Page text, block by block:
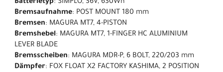
Batterietyp: SIMPLO, 36V, 630Wh
Bremsaufnahme: POST MOUNT 180 mm
Bremsen: MAGURA MT7, 4-PISTON
Bremshebel: MAGURA MT7, 1-FINGER HC ALUMINIUM
LEVER BLADE
Bremsscheiben: MAGURA MDR-P, 6 BOLT, 220/203 mm
Dämpfer: FOX FLOAT X2 FACTORY KASHIMA, 2 POSITION